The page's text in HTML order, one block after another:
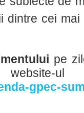
dintre cei
pe
ul
gpec-